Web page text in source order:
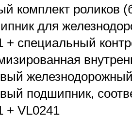
комплект роликов
для
+ специальный
подшипник,
+ VL0241